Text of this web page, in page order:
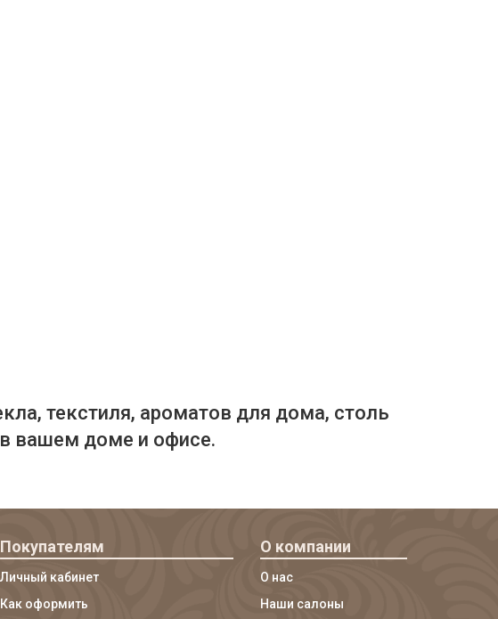
текстиля, ароматов для дома, столь
вашем доме и офисе.
Покупателям
Личный кабинет
Как оформить
О компании
О нас
Наши салоны